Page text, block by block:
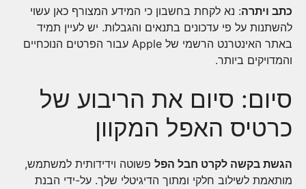
כתב ויתרה: נא לקחת בחשבון כי המידע המצורף כאן עשוי
להשתנות על פי עדכונים בתנאים והגבלות. יש לעיין תמיד
באתר האינטרנט הרשמי של Apple עבור הפרטים הנוכחיים
והמדויקים ביותר.
סיום: סיום את הריבוע של
כרטיס האפל המקוון
הגשת בקשה לקרט חבל הפל פשוטה וידידותית למשתמש,
מותאמת לשילוב חלקי ומתוך הדיגיטלי שלך. על-ידי הבנת